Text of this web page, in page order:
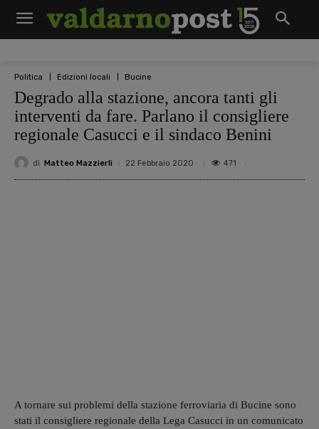
Politica Edizioni locali Bucine
Degrado alla stazione, ancora tanti gli
interventi da fare. Parlano il consigliere
regionale Casucci e il sindaco Benini
di Matteo Mazzierli 22 Febbraio 2020 471
A tornare sui problemi della stazione ferroviaria di Bucine sono
stati il consigliere regionale della Lega Casucci in un comunicato